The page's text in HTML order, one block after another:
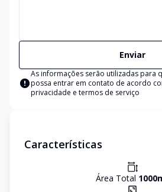
Enviar
As informações serão utilizadas para
possa entrar em contato de acordo
privacidade e termos de serviço
Características
Área Total 1000